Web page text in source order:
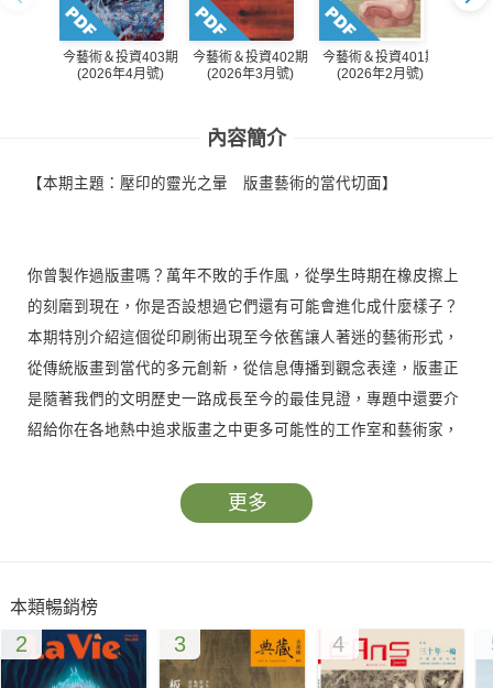
今藝術＆投資403期
(2026年4月號)
今藝術＆投資402期
(2026年3月號)
今藝術＆投資401期
(2026年2月號)
內容簡介
【本期主題：壓印的靈光之暈 版畫藝術的當代切面】
你曾製作過版畫嗎？萬年不敗的手作風，從學生時期在橡皮擦上
的刻磨到現在，你是否設想過它們還有可能會進化成什麼樣子？
本期特別介紹這個從印刷術出現至今依舊讓人著迷的藝術形式，
從傳統版畫到當代的多元創新，從信息傳播到觀念表達，版畫正
是隨著我們的文明歷史一路成長至今的最佳見證，專題中還要介
紹給你在各地熱中追求版畫之中更多可能性的工作室和藝術家，
上期介紹的「木林森計畫」效應尚未結束，本期特別專訪計畫統
廣闊的鬱鬱山林！
更多
本類暢銷榜
2 3 4